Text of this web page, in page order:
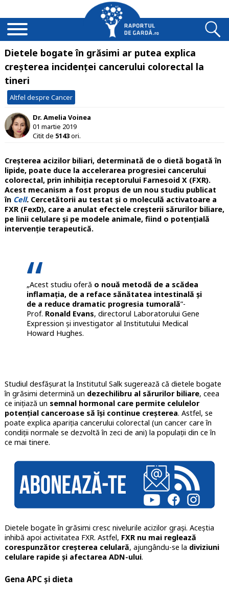
Dietele bogate în grăsimi ar putea explica
creșterea incidenței cancerului colorectal la
tineri
Altfel despre Cancer
Dr. Amelia Voinea
01 martie 2019
Citit de 5143ori.
Creșterea acizilor biliari, determinată de o dietă bogată în
lipide, poate duce la accelerarea progresiei cancerului
colorectal, prin inhibiția receptorului Farnesoid X (FXR).
Acest mecanism a fost propus de un nou studiu publicat
înCell.Cercetătorii au testat și o moleculă activatoare a
FXR (FexD), care a anulat efectele creșterii sărurilor biliare,
pe linii celulare și pe modele animale, fiind o potențială
intervenție terapeutică.
„Acest studiu oferă o nouă metodă de a scădea
inflamația, de a reface sănătatea intestinală și
de a reduce dramatic progresia tumorală”-
Prof. Ronald Evans, directorul Laboratorului Gene
Expression și investigator al Institutului Medical
Howard Hughes.
Studiul desfășurat la Institutul Salk sugerează că dietele bogate
în grăsimi determină un dezechilibru al sărurilor biliare, ceea
ce inițiază un semnal hormonal care permite celulelor
potențial canceroase să își continue creșterea. Astfel, se
poate explica apariția cancerului colorectal (un cancer care în
condiții normale se dezvoltă în zeci de ani) la populații din ce în
ce mai tinere.
Dietele bogate în grăsimi cresc nivelurile acizilor grași. Aceștia
inhibă apoi activitatea FXR. Astfel, FXR nu mai reglează
corespunzător creșterea celulară, ajungându-se la diviziuni
celulare rapide și afectarea ADN-ului.
Gena APC și dieta